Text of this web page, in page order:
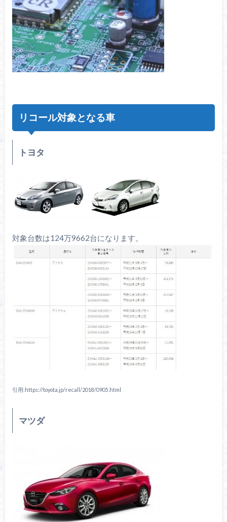
リコール対象となる車
トヨタ
対象台数は124万9662台になります。
引用:https://toyota.jp/recall/2018/0905.html
マツダ